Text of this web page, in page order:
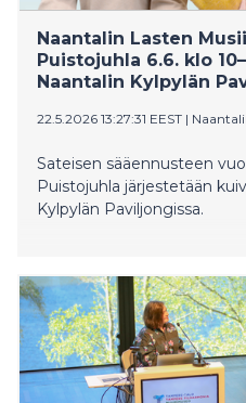
Naantalin Lasten
Puistojuhla 6.6. klo
Naantalin Kylpylän
22.5.2026 13:27:31 EEST |
Sateisen sääennusteen
Puistojuhla järjestetään
Kylpylän Paviljongissa.